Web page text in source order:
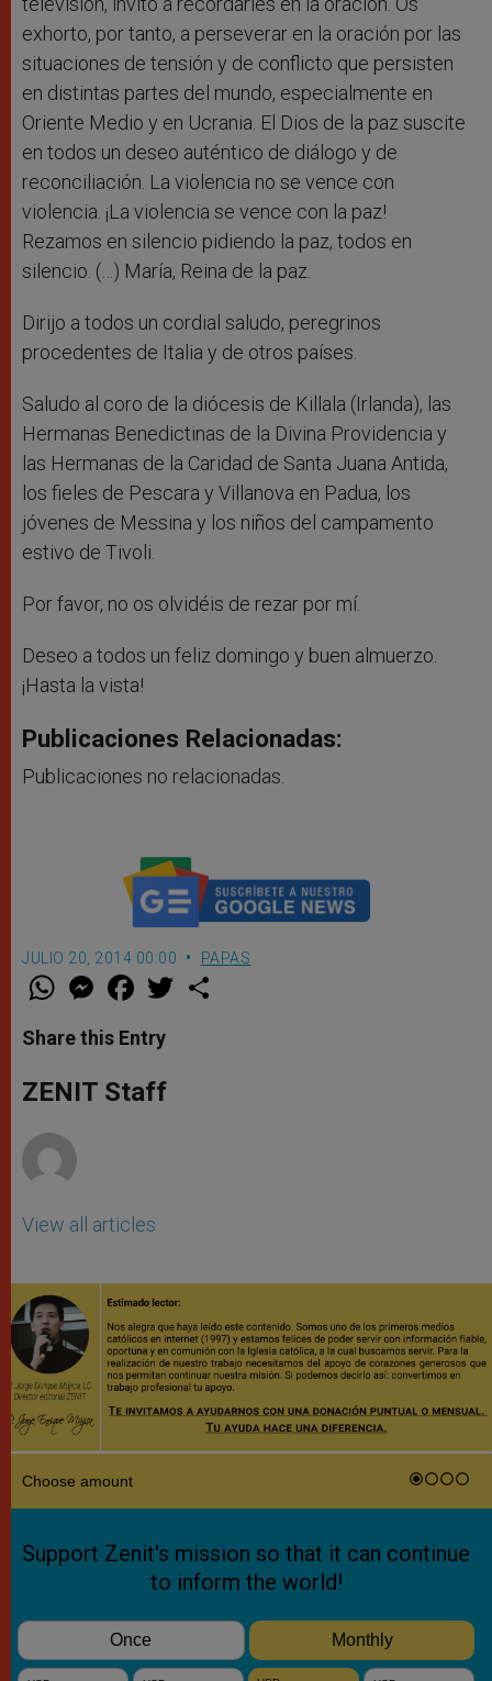
exhorto, por tanto, a perseverar en la oración por las
situaciones de tensión y de conflicto que persisten
en distintas partes del mundo, especialmente en
Oriente Medio y en Ucrania. El Dios de la paz suscite
en todos un deseo auténtico de diálogo y de
reconciliación. La violencia no se vence con
violencia. ¡La violencia se vence con la paz!
Rezamos en silencio pidiendo la paz, todos en
silencio. (…) María, Reina de la paz.
Dirijo a todos un cordial saludo, peregrinos
procedentes de Italia y de otros países.
Saludo al coro de la diócesis de Killala (Irlanda), las
Hermanas Benedictinas de la Divina Providencia y
las Hermanas de la Caridad de Santa Juana Antida,
los fieles de Pescara y Villanova en Padua, los
jóvenes de Messina y los niños del campamento
estivo de Tivoli.
Por favor, no os olvidéis de rezar por mí.
Deseo a todos un feliz domingo y buen almuerzo.
¡Hasta la vista!
Publicaciones Relacionadas:
Publicaciones no relacionadas.
JULIO 20, 2014 00:00 PAPAS
W
t
s
p
p
M
e
s
e
g
e
F
a
e
b
o
k
w
Share this Entry
ZENIT Staff
View all articles